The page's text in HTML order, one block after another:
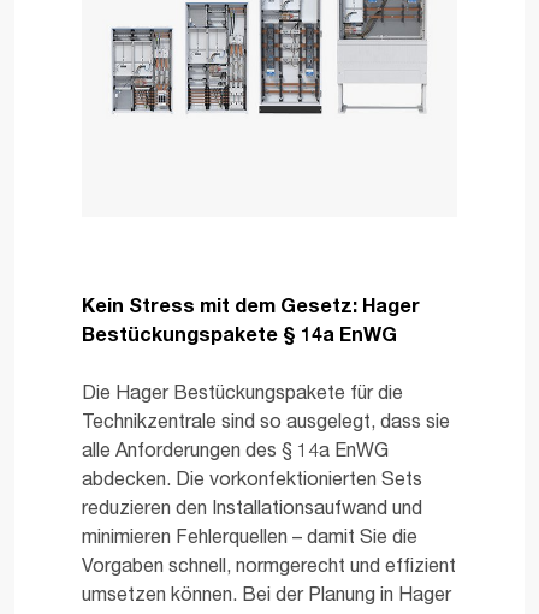
Kein Stress mit dem Gesetz: Hager
Bestückungspakete § 14a EnWG
Die Hager Bestückungspakete für die
Technikzentrale sind so ausgelegt, dass sie
alle Anforderungen des § 14a EnWG
abdecken. Die vorkonfektionierten Sets
reduzieren den Installationsaufwand und
minimieren Fehlerquellen – damit Sie die
Vorgaben schnell, normgerecht und effizient
umsetzen können. Bei der Planung in Hager